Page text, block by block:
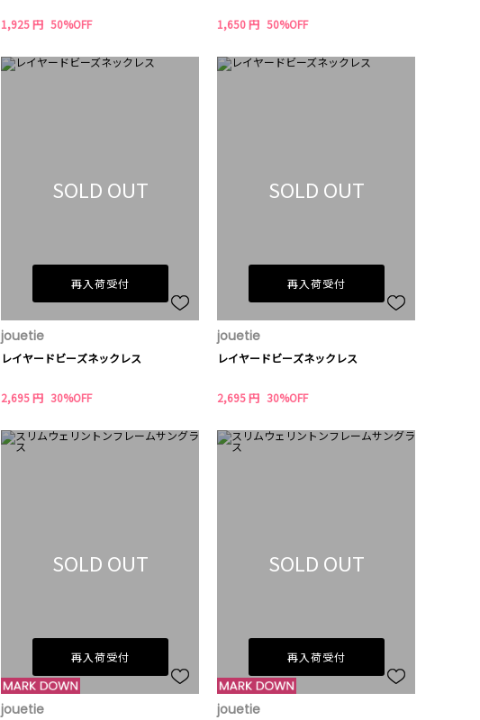
1,925 円 50%OFF 1,650 円 50%OFF
SOLD OUT
再入荷受付
jouetie
レイヤードビーズネックレス
2,695 円 30%OFF
SOLD OUT
再入荷受付
jouetie
レイヤードビーズネックレス
2,695 円 30%OFF
SOLD OUT
再入荷受付
jouetie
SOLD OUT
再入荷受付
jouetie